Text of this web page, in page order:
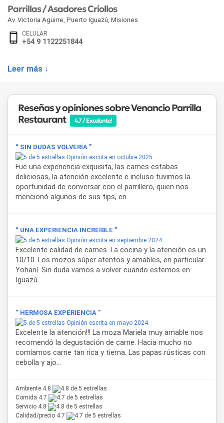
Parrillas / Asadores Criollos
Av. Victoria Aguirre, Puerto Iguazú, Misiones
CELULAR
+54 9 1122251844
Leer más ↓
Reseñas y opiniones sobre Venancio Parrilla
Restaurant
4.7 / Excelente!
“ SIN DUDAS VOLVERÍA ”
Opinión escrita en octubre 2025
Fue una experiencia exquisita, las carnes estabas
deliciosas, la atención excelente e incluso tuvimos la
oportunidad de conversar con el parrillero, quien nos
mencionó algunos de sus tips, en...
“ UNA EXPERIENCIA INCREÍBLE ”
Opinión escrita en septiembre 2024
Excelente calidad de carnes. La cocina y la atención es un
10/10. Los mozos súper atentos y amables, en particular
Yohaní. Sin duda vamos a volver cuando estemos en
Iguazú.
“ HERMOSA EXPERIENCIA ”
Opinión escrita en mayo 2024
Excelente la atención!!! La moza Mariela muy amable nos
recomendó la degustación de carne. Hacia mucho no
comíamos carne tan rica y tierna. Las papas rústicas con
cebolla y ajo...
Ambiente 4.8
Comida 4.7
Servicio 4.8
Calidad/precio 4.7